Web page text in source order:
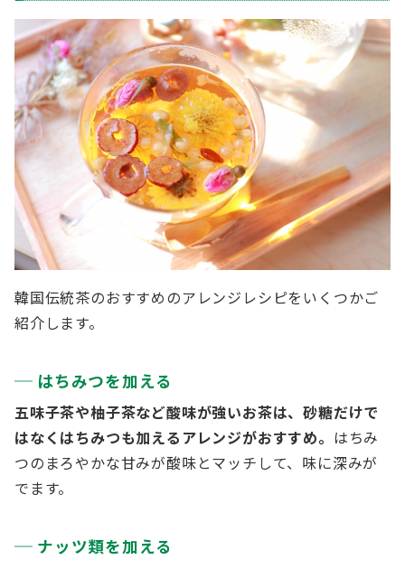
韓国伝統茶のおすすめのアレンジレシピをいくつかご
紹介します。
はちみつを加える
五味子茶や柚子茶など酸味が強いお茶は、砂糖だけで
はなくはちみつも加えるアレンジがおすすめ。 はちみ
つのまろやかな甘みが酸味とマッチして、味に深みが
でます。
ナッツ類を加える